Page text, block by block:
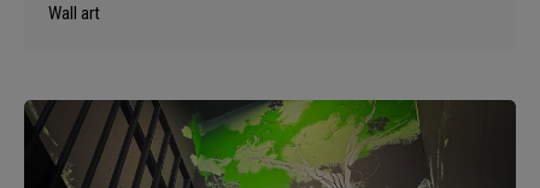
Wall art